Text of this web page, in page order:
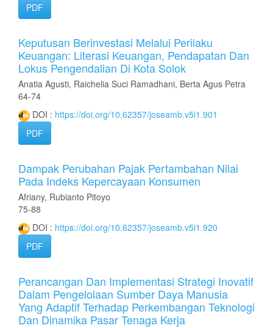
PDF
Keputusan Berinvestasi Melalui Perilaku
Keuangan: Literasi Keuangan, Pendapatan Dan
Lokus Pengendalian Di Kota Solok
Anatia Agusti, Raichelia Suci Ramadhani, Berta Agus Petra
64-74
DOI : https://doi.org/10.62357/joseamb.v5i1.901
PDF
Dampak Perubahan Pajak Pertambahan Nilai
Pada Indeks Kepercayaan Konsumen
Afriany, Rubianto Pitoyo
75-88
DOI : https://doi.org/10.62357/joseamb.v5i1.920
PDF
Perancangan Dan Implementasi Strategi Inovatif
Dalam Pengelolaan Sumber Daya Manusia
Yang Adaptif Terhadap Perkembangan Teknologi
Dan Dinamika Pasar Tenaga Kerja